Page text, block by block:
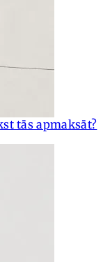
tās apmaksāt?